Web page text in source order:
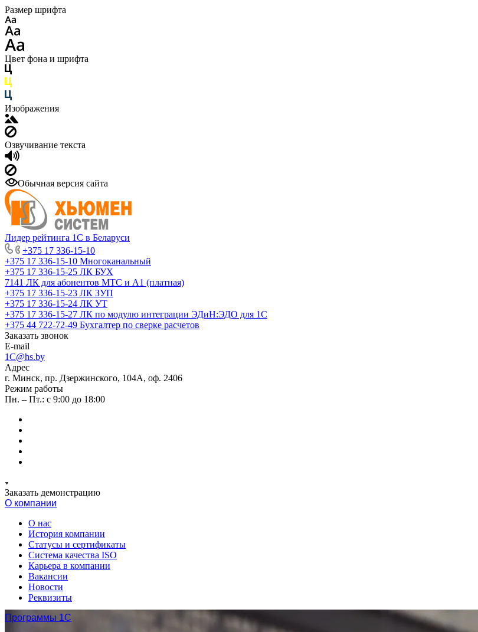
Размер шрифта
Цвет фона и шрифта
Изображения
Озвучивание текста
Обычная версия сайта
Лидер рейтинга 1С в Беларуси
+375 17 336-15-10
+375 17 336-15-10 Многоканальный
+375 17 336-15-25 ЛК БУХ
7141 ЛК для абонентов МТС и А1 (платная)
+375 17 336-15-23 ЛК ЗУП
+375 17 336-15-24 ЛК УТ
+375 17 336-15-27 ЛК по модулю интеграции ЭДиН:ЭДО для 1С
+375 44 722-72-49 Бухгалтер по сверке расчетов
Заказать звонок
E-mail
1C@hs.by
Адрес
г. Минск, пр. Дзержинского, 104А, оф. 2406
Режим работы
Пн. – Пт.: с 9:00 до 18:00
Заказать демонстрацию
О компании
О нас
История компании
Статусы и сертификаты
Система качества ISO
Карьера в компании
Вакансии
Новости
Реквизиты
Программы 1С